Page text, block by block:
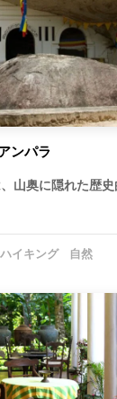
ンパラ
山奥に隠れた歴
ハイキング 自然